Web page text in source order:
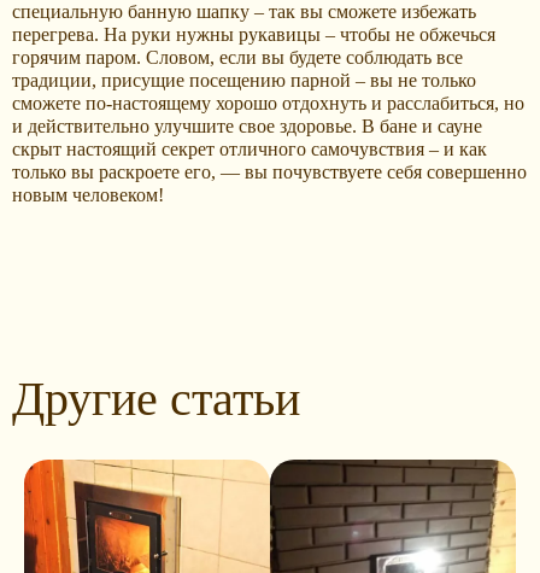
специальную банную шапку – так вы сможете избежать
перегрева. На руки нужны рукавицы – чтобы не обжечься
горячим паром. Словом, если вы будете соблюдать все
традиции, присущие посещению парной – вы не только
сможете по-настоящему хорошо отдохнуть и расслабиться, но
и действительно улучшите свое здоровье. В бане и сауне
скрыт настоящий секрет отличного самочувствия – и как
только вы раскроете его, — вы почувствуете себя совершенно
новым человеком!
Другие статьи